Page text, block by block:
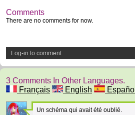
Comments
There are no comments for now.
Log-in to comment
3 Comments In Other Languages.
Français
English Español
Un schéma qui avait été oublié.